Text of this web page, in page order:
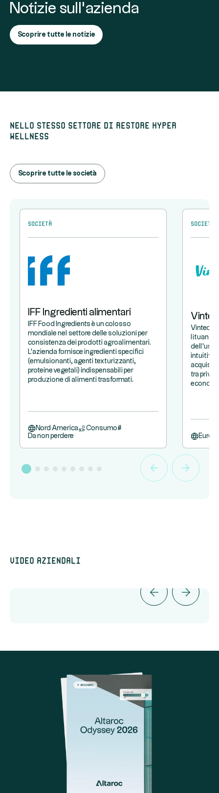
Notizie sull'azienda
Scoprire tutte le notizie
Nello stesso settore di Restore Hyper
Wellness
Scoprire tutte le società
Società
IFF Ingredienti alimentari
IFF Food Ingredients è un colosso
mondiale nel settore delle soluzioni per
consistenza dei prodotti agroalimentari.
L'azienda fornisce ingredienti specifici
(emulsionanti, agenti texturizzanti,
proteine vegetali) indispensabili per
produzione di alimenti trasformati.
Nord America Consumo#
Da non perdere
Società
Vinted
Vinted è
lituana
intuitiva,
tra
Video aziendali